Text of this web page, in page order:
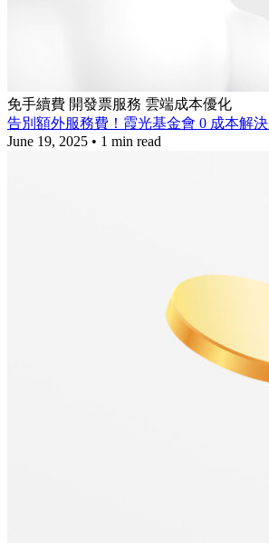
免手續費 開發票服務 雲端成本優化
告別額外服務費！霞光基金會 0 成本解
June 19, 2025 • 1 min read